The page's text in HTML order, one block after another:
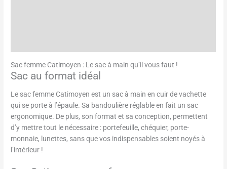
Sac femme Catimoyen : Le sac à main qu’il vous faut !
Sac au format idéal
Le sac femme Catimoyen est un sac à main en cuir de vachette
qui se porte à l’épaule. Sa bandoulière réglable en fait un sac
ergonomique. De plus, son format et sa conception, permettent
d’y mettre tout le nécessaire : portefeuille, chéquier, porte-
monnaie, lunettes, sans que vos indispensables soient noyés à
l’intérieur !